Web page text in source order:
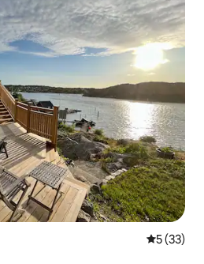
평점 5점
5 (33)